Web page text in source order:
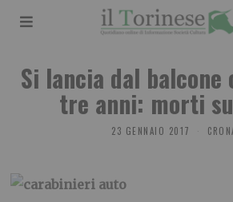
Si lancia dal
tre anni: morti
23 GENNAIO 2017